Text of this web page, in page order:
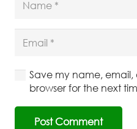
Save my name, email,
browser for the next
Post Comment